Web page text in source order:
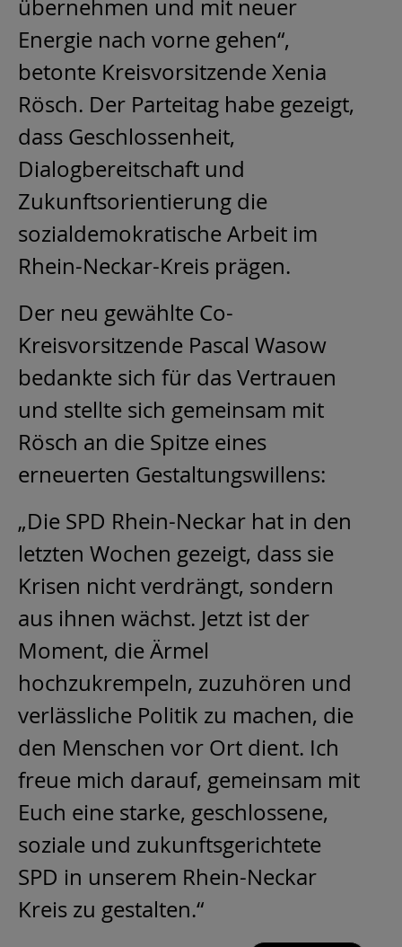
übernehmen und mit neuer
Energie nach vorne gehen“,
betonte Kreisvorsitzende Xenia
Rösch. Der Parteitag habe gezeigt,
dass Geschlossenheit,
Dialogbereitschaft und
Zukunftsorientierung die
sozialdemokratische Arbeit im
Rhein-Neckar-Kreis prägen.
Der neu gewählte Co-
Kreisvorsitzende Pascal Wasow
bedankte sich für das Vertrauen
und stellte sich gemeinsam mit
Rösch an die Spitze eines
erneuerten Gestaltungswillens:
„Die SPD Rhein-Neckar hat in den
letzten Wochen gezeigt, dass sie
Krisen nicht verdrängt, sondern
aus ihnen wächst. Jetzt ist der
Moment, die Ärmel
hochzukrempeln, zuzuhören und
verlässliche Politik zu machen, die
den Menschen vor Ort dient. Ich
freue mich darauf, gemeinsam mit
Euch eine starke, geschlossene,
soziale und zukunftsgerichtete
SPD in unserem Rhein-Neckar
Kreis zu gestalten.“